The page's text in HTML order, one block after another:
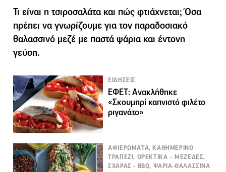
Τι είναι η τσιροσαλάτα και πώς φτιάχνεται; Όσα
πρέπει να γνωρίζουμε για τον παραδοσιακό
θαλασσινό μεζέ με παστά ψάρια και έντονη
γεύση.
ΕΙΔΗΣΕΙΣ
ΕΦΕΤ: Ανακλήθηκε
«Σκουμπρί καπνιστό φιλέτο
ριγανάτο»
ΑΦΙΕΡΩΜΑΤΑ, ΚΑΘΗΜΕΡΙΝΟ
ΤΡΑΠΕΖΙ, ΟΡΕΚΤΙΚΑ – ΜΕΖΕΔΕΣ,
ΣΧΑΡΑΣ - BBQ, ΨΑΡΙΑ-ΘΑΛΑΣΣΙΝΑ